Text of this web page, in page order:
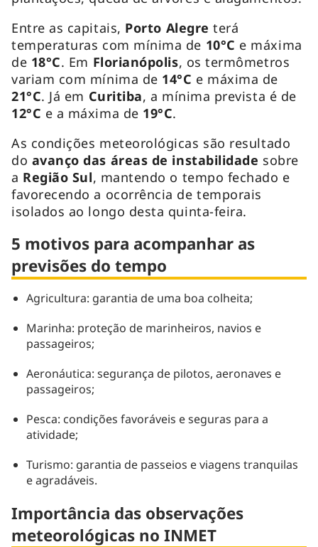
Entre as capitais, Porto Alegre terá
temperaturas com mínima de 10°C e máxima
de 18°C. Em Florianópolis, os termômetros
variam com mínima de 14°C e máxima de
21°C. Já em Curitiba, a mínima prevista é de
12°C e a máxima de 19°C.
As condições meteorológicas são resultado
do avanço das áreas de instabilidade sobre
a Região Sul, mantendo o tempo fechado e
favorecendo a ocorrência de temporais
isolados ao longo desta quinta-feira.
5 motivos para acompanhar as
previsões do tempo
Agricultura: garantia de uma boa colheita;
Marinha: proteção de marinheiros, navios e
passageiros;
Aeronáutica: segurança de pilotos, aeronaves e
passageiros;
Pesca: condições favoráveis e seguras para a
atividade;
Turismo: garantia de passeios e viagens tranquilas
e agradáveis.
Importância das observações
meteorológicas no INMET